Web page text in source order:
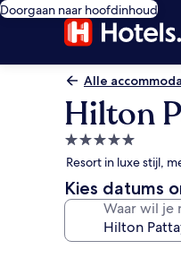
Doorgaan naar hoofdinhoud
Alle
Hilton
5.0-
Resort in luxe stijl,
Kies datums
Waar wil je